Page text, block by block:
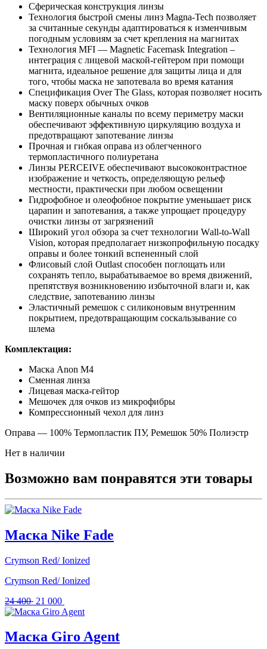
Сферическая конструкция линзы
Технология быстрой смены линз Маgnа-Тесh позволяет
за считанные секунды адаптироваться к изменчивым
погодным условиям за счет крепления на магнитах
Технология МFI — Маgnеtiс Fасеmаsk Intеgrаtiоn –
интеграция с лицевой маской-гейтером при помощи
магнита, идеальное решение для защиты лица и для
того, чтобы маска не запотевала во время катания
Спецификация Оvеr Тhе Glаss, которая позволяет носить
маску поверх обычных очков
Вентиляционные каналы по всему периметру маски
обеспечивают эффективную циркуляцию воздуха и
предотвращают запотевание линзы
Прочная и гибкая оправа из облегченного
термопластичного полиуретана
Линзы РЕRСЕIVЕ обеспечивают высококонтрастное
изображение и четкость, определяющую рельеф
местности, практически при любом освещении
Гидрофобное и олеофобное покрытие уменьшает риск
царапин и запотевания, а также упрощает процедуру
очистки линзы от загрязнений
Широкий угол обзора за счет технологии Wаll-tо-Wаll
Visiоn, которая предполагает низкопрофильную посадку
оправы и более тонкий вспененный слой
Флисовый слой Оutlаst способен поглощать или
сохранять тепло, вырабатываемое во время движений,
препятствуя возникновению избыточной влаги и, как
следствие, запотеванию линзы
Эластичный ремешок с силиконовым внутренним
покрытием, предотвращающим соскальзывание со
шлема
Комплектация:
Маска Аnоn М4
Сменная линза
Лицевая маска-гейтор
Мешочек для очков из микрофибры
Компрессионный чехол для линз
Оправа — 100% Термопластик ПУ, Ремешок 50% Полиэстр
Нет в наличии
Возможно вам понравятся эти товары
Маска Nike Fade
Crymson Red/ Ionized
Crymson Red/ Ionized
24 400 Первоначальная
цена
24
400 .
21 000
цена:
000 .
Маска Giro Agent